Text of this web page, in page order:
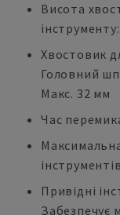
Висота
Хвостовик
Головний
Макс. 32 мм
Час
Привідні
Забезпечує